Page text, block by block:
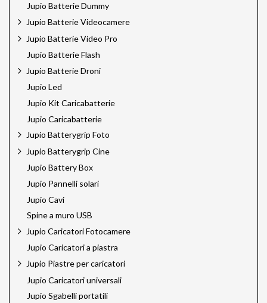
Jupio Batterie Dummy
Jupio Batterie Videocamere
Jupio Batterie Video Pro
Jupio Batterie Flash
Jupio Batterie Droni
Jupio Led
Jupio Kit Caricabatterie
Jupio Caricabatterie
Jupio Batterygrip Foto
Jupio Batterygrip Cine
Jupio Battery Box
Jupio Pannelli solari
Jupio Cavi
Spine a muro USB
Jupio Caricatori Fotocamere
Jupio Caricatori a piastra
Jupio Piastre per caricatori
Jupio Caricatori universali
Jupio Sgabelli portatili